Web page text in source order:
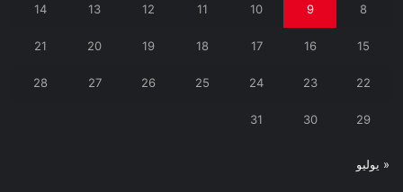
8
9
10
11
12
13
14
15
16
17
18
19
20
21
22
23
24
25
26
27
28
29
30
31
« يوليو